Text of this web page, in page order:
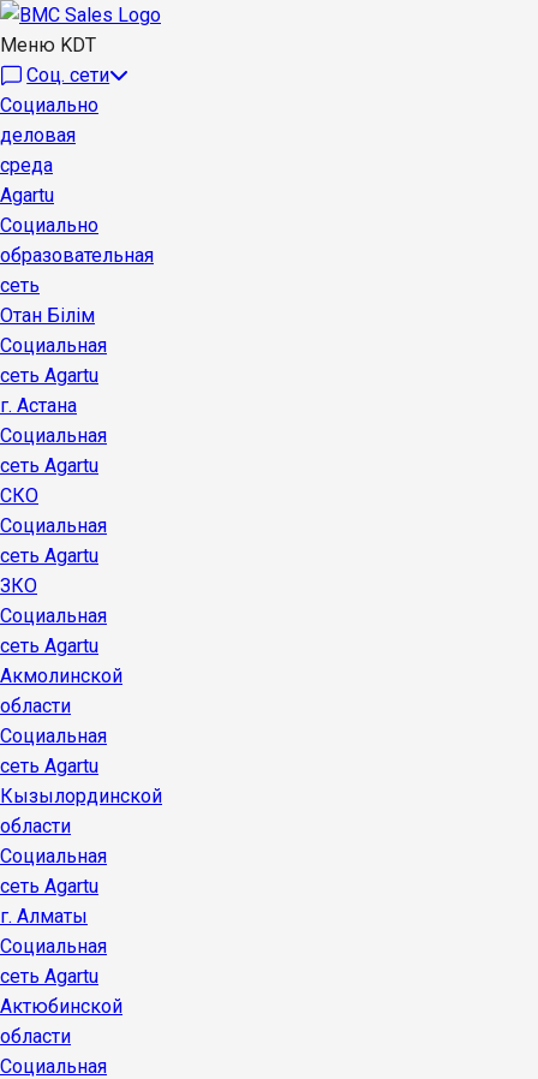
Меню KDT
Соц. сети
Социально
деловая
среда
Agartu
Социально
образовательная
сеть
Отан Бiлiм
Социальная
сеть Agartu
г. Астана
Социальная
сеть Agartu
СКО
Социальная
сеть Agartu
ЗКО
Социальная
сеть Agartu
Акмолинской
области
Социальная
сеть Agartu
Кызылординской
области
Социальная
сеть Agartu
г. Алматы
Социальная
сеть Agartu
Актюбинской
области
Социальная